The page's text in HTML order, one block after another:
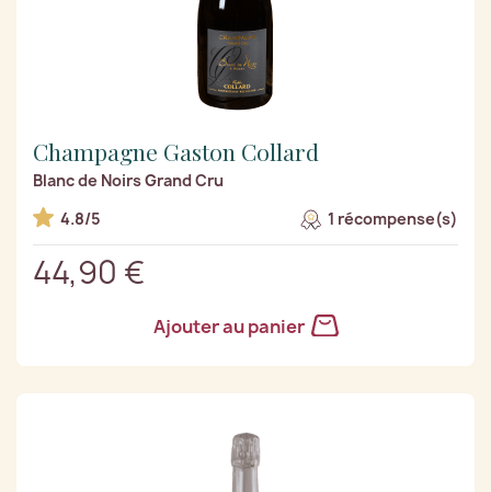
Champagne Gaston Collard
Blanc de Noirs Grand Cru
4.8/5
1 récompense(s)
44,90 €
Ajouter au panier